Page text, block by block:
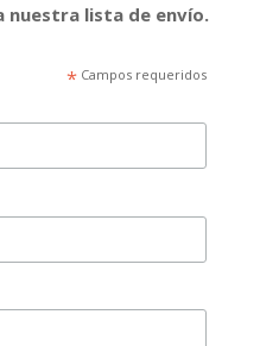
nuestra lista de envío.
*Campos requeridos